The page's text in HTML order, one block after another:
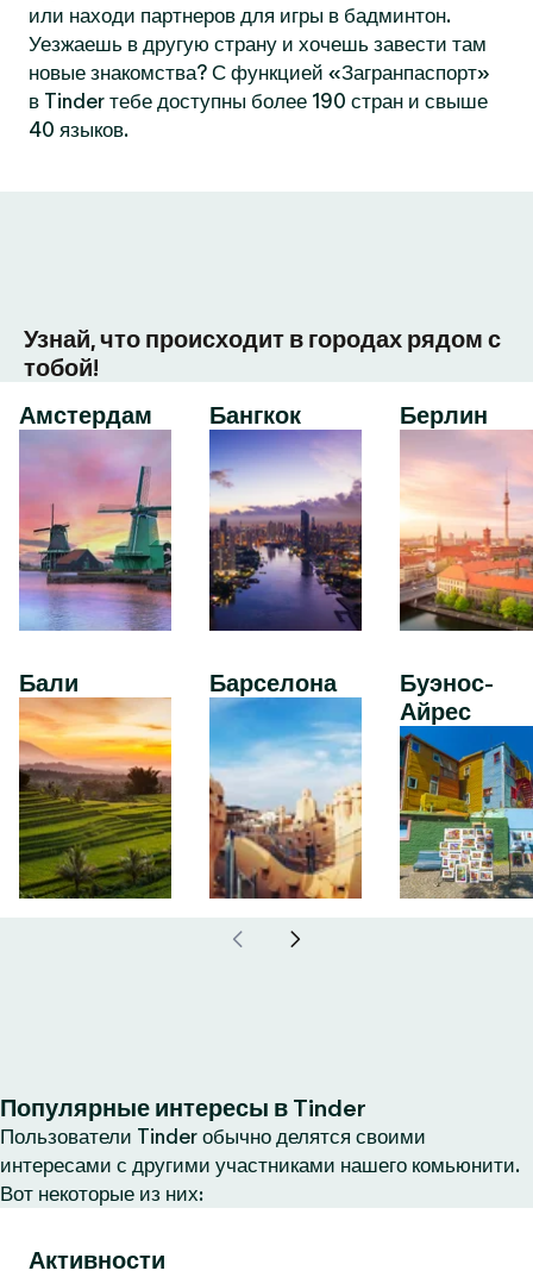
или находи партнеров для игры в бадминтон.
Уезжаешь в другую страну и хочешь завести там
новые знакомства? С функцией «Загранпаспорт»
в Tinder тебе доступны более 190 стран и свыше
40 языков.
Узнай, что происходит в городах рядом с
тобой!
Амстердам
Бали
Бангкок
Барселона
Берлин
Буэнос-
Айрес
Популярные интересы в Tinder
Пользователи Tinder обычно делятся своими
интересами с другими участниками нашего комьюнити.
Вот некоторые из них:
Активности